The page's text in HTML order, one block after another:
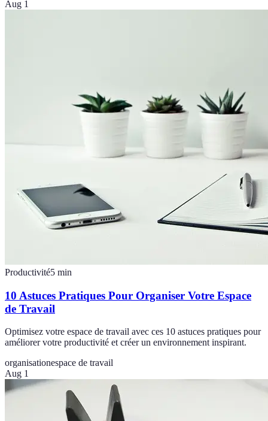
Aug 1
Productivité5 min
10 Astuces Pratiques Pour Organiser Votre Espace
de Travail
Optimisez votre espace de travail avec ces 10 astuces pratiques pour
améliorer votre productivité et créer un environnement inspirant.
organisationespace de travail
Aug 1